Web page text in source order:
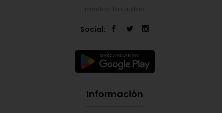
Social:
Información